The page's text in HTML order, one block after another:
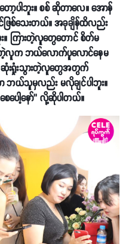
ော့ပါဘူး။ စစ် ဆိုတာလေ။ အောန်
ြစ်သေးတယ်။ အခုချိန်ထိလည်း
။ ကြားတဲ့လူတွေတောင် စိတ်မ
ေတဲ့လူက ဘယ်လောက်ပူလောင်နေမ
ဆုံးရှုံးသွားတဲ့လူတွေအတွက်
ဘယ်သူမှလည်း မလိုချင်ပါဘူး။
ေပေါ့နော်’’ လို့ဆိုပါတယ်။